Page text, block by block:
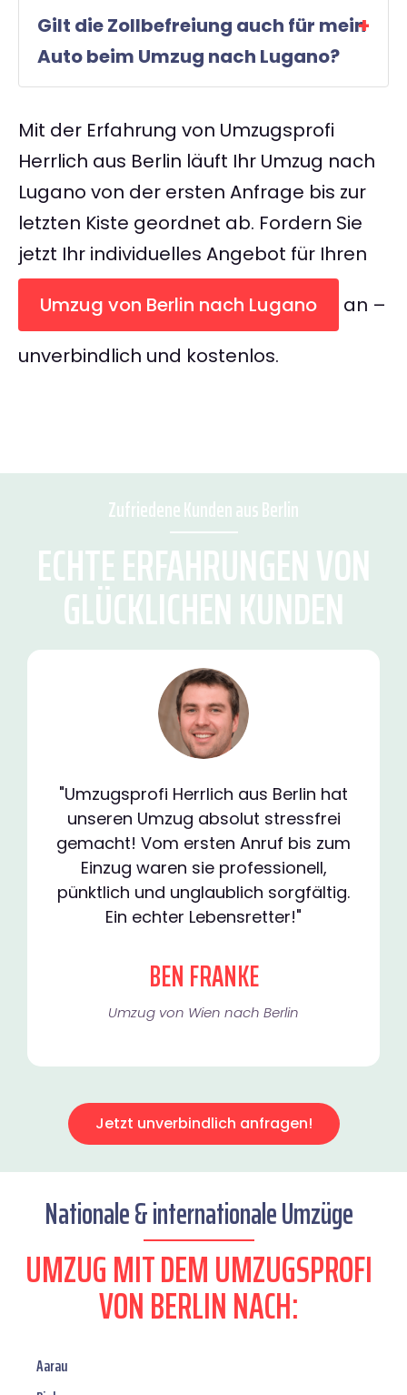
Gilt die Zollbefreiung auch für mein
Auto beim Umzug nach Lugano?
Mit der Erfahrung von Umzugsprofi
Herrlich aus Berlin läuft Ihr Umzug nach
Lugano von der ersten Anfrage bis zur
letzten Kiste geordnet ab. Fordern Sie
jetzt Ihr individuelles Angebot für Ihren
Umzug von Berlin nach Lugano
an –
unverbindlich und kostenlos.
Zufriedene Kunden aus Berlin
ECHTE ERFAHRUNGEN VON
GLÜCKLICHEN KUNDEN
"Umzugsprofi Herrlich aus Berlin hat
unseren Umzug absolut stressfrei
gemacht! Vom ersten Anruf bis zum
Einzug waren sie professionell,
pünktlich und unglaublich sorgfältig.
Ein echter Lebensretter!"
BEN FRANKE
Umzug von Wien nach Berlin
Jetzt unverbindlich anfragen!
Nationale & internationale Umzüge
UMZUG MIT DEM UMZUGSPROFI
VON BERLIN NACH:
Aarau